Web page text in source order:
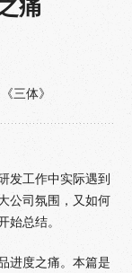
三体》
发工作中实际遇到
公司氛围，又如何
总结。
进度之痛。本篇是